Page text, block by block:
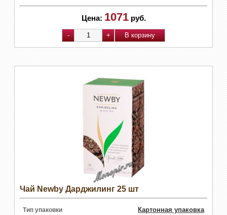
Цена: 1071 руб.
Чай Newby Дарджилинг 25 шт
Тип упаковки Картонная упаковка